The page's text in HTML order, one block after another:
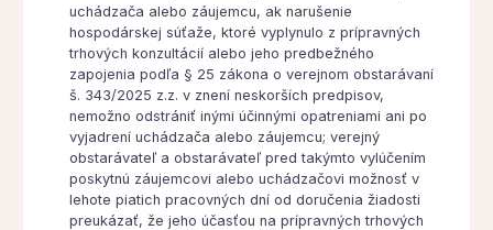
uchádzača alebo záujemcu, ak narušenie
hospodárskej súťaže, ktoré vyplynulo z prípravných
trhových konzultácií alebo jeho predbežného
zapojenia podľa § 25 zákona o verejnom obstarávaní
š. 343/2025 z.z. v znení neskorších predpisov,
nemožno odstrániť inými účinnými opatreniami ani po
vyjadrení uchádzača alebo záujemcu; verejný
obstarávateľ a obstarávateľ pred takýmto vylúčením
poskytnú záujemcovi alebo uchádzačovi možnosť v
lehote piatich pracovných dní od doručenia žiadosti
preukázať, že jeho účasťou na prípravných trhových